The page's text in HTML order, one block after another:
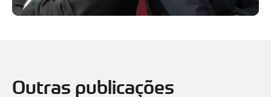
Outras publicações